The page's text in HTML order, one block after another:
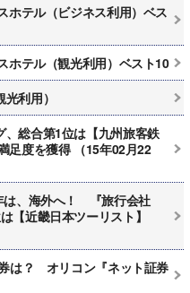
テル（ビジネス利用）ベス
テル（観光利用）ベスト10
利用）
、総合第1位は【九州旅客鉄
度を獲得 （15年02月22
は、海外へ！ 『旅行会社
【近畿日本ツーリスト】
は？ オリコン『ネット証券